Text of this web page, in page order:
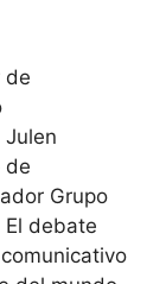
de
Julen
de
Grupo
El debate